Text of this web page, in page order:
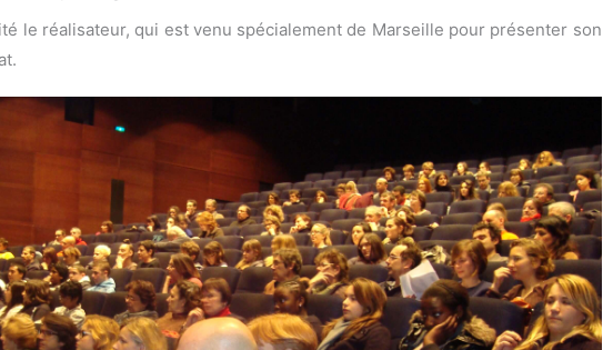
le réalisateur, qui est venu spécialement de Marseille pour présenter son